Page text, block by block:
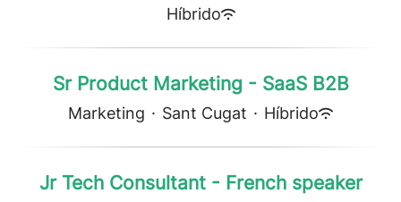
Híbrido
Sr Product Marketing - SaaS B2B
Marketing · Sant Cugat · Híbrido
Jr Tech Consultant - French speaker